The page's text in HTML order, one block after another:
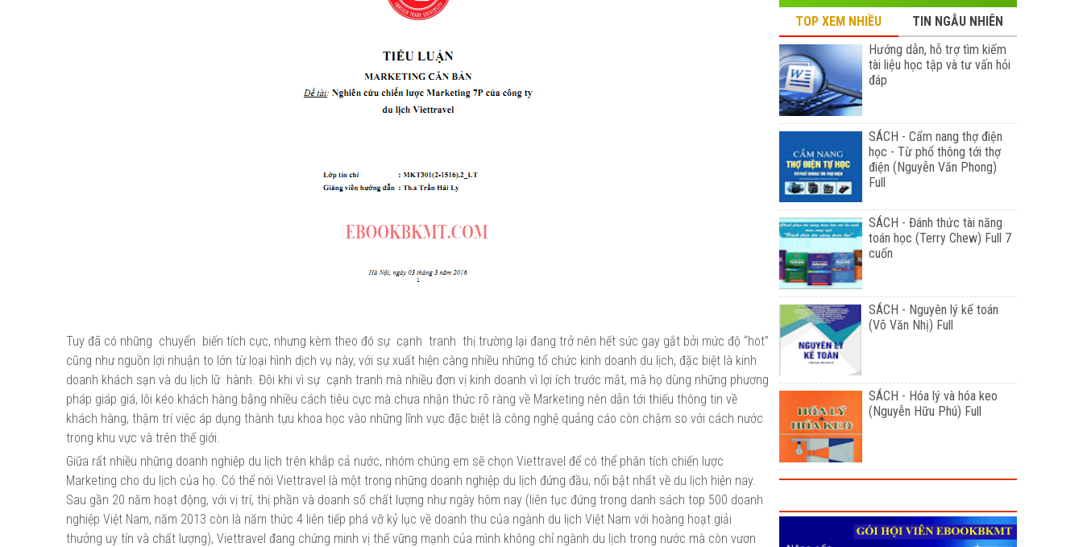
Tuy đã có những chuyển biến tích cực, nhưng kèm theo đó sự cạnh tranh thị trường lại đang trở nên hết sức gay gắt bởi mức độ “hot”
cũng như nguồn lợi nhuận to lớn từ loại hình dịch vụ này, với sự xuất hiện càng nhiều những tổ chức kinh doanh du lịch, đặc biệt là kinh
doanh khách sạn và du lịch lữ hành. Đôi khi vì sự cạnh tranh mà nhiều đơn vị kinh doanh vì lợi ích trước mắt, mà họ dùng những phương
pháp giáp giá, lôi kéo khách hàng bằng nhiều cách tiêu cực mà chưa nhận thức rõ ràng về Marketing nên dẫn tới thiếu thông tin về
khách hàng, thậm trí việc áp dụng thành tựu khoa học vào những lĩnh vực đặc biệt là công nghệ quảng cáo còn chậm so với cách nước
trong khu vực và trên thế giới.
Giữa rất nhiều những doanh nghiệp du lịch trên khắp cả nước, nhóm chúng em sẽ chọn Viettravel để có thể phân tích chiến lược
Marketing cho du lịch của họ. Có thể nói Viettravel là một trong những doanh nghiệp du lịch đứng đầu, nổi bật nhất về du lịch hiện nay.
Sau gần 20 năm hoạt động, với vị trí, thị phần và doanh số chất lượng như ngày hôm nay (liên tục đứng trong danh sách top 500 doanh
nghiệp Việt Nam, năm 2013 còn là năm thức 4 liên tiếp phá vỡ kỷ lục về doanh thu của ngành du lịch Việt Nam với hoàng hoạt giải
thưởng uy tín và chất lượng), Viettravel đang chứng minh vị thế vững mạnh của mình không chỉ ngành du lịch trong nước mà còn vươn
TOP XEM NHIỀU
TIN NGẪU NHIÊN
Hướng dẫn, hỗ trợ tìm kiếm
tài liệu học tập và tư vấn hỏi
đáp
SÁCH - Cẩm nang thợ điện
học - Từ phổ thông tới thợ
điện (Nguyễn Văn Phong)
Full
SÁCH - Đánh thức tài năng
toán học (Terry Chew) Full 7
cuốn
SÁCH - Nguyên lý kế toán
(Võ Văn Nhị) Full
SÁCH - Hóa lý và hóa keo
(Nguyễn Hữu Phú) Full